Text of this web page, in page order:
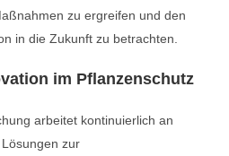
zu ergreifen und den
in die Zukunft zu betrachten.
im Pflanzenschutz
arbeitet kontinuierlich an
zur